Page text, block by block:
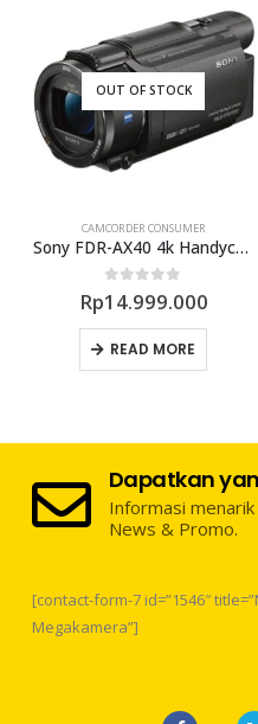
OUT OF STOCK
CAMCORDER CONSUMER
Sony FDR-AX40 4k Handycam Camcorder
0 out of 5
Rp14.999.000
READ MORE
Dapatkan
Informasi
News & Promo.
[contact-form-7 id=”1546″
Megakamera”]